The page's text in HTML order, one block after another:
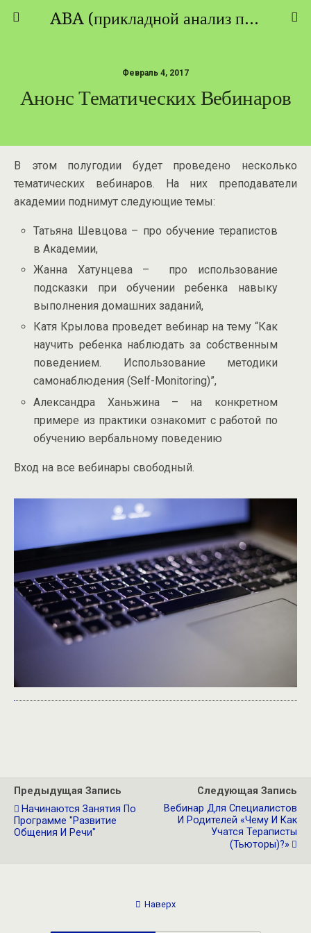
ABA (прикладной анализ поведения) - ТЕОРИЯ И ПРАКТИКА
Февраль 4, 2017
Анонс Тематических Вебинаров
В этом полугодии будет проведено несколько
тематических вебинаров. На них преподаватели
академии поднимут следующие темы:
Татьяна Шевцова – про обучение терапистов
в Академии,
Жанна Хатунцева – про использование
подсказки при обучении ребенка навыку
выполнения домашних заданий,
Катя Крылова проведет вебинар на тему “Как
научить ребенка наблюдать за собственным
поведением. Использование методики
самонаблюдения (Self-Monitoring)”,
Александра Ханьжина – на конкретном
примере из практики ознакомит с работой по
обучению вербальному поведению
Вход на все вебинары свободный.
Предыдущая Запись
Начинаются Занятия По
Программе "Развитие
Общения И Речи"
Следующая Запись
Вебинар Для Специалистов
И Родителей «Чему И Как
Учатся Тераписты
(тьюторы)?»
Наверх